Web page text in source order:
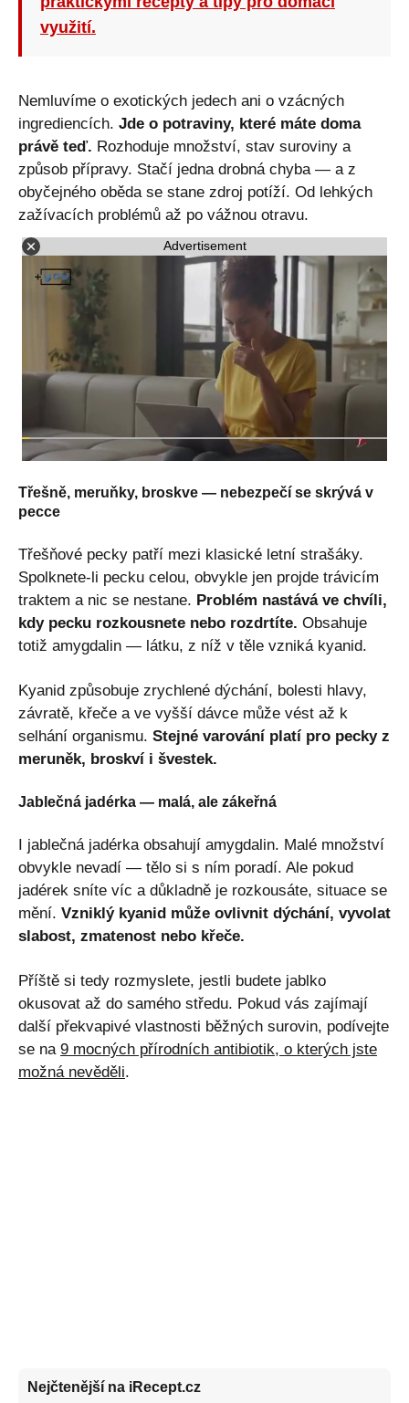
využití.
Nemluvíme o exotických jedech ani o vzácných
ingrediencích. Jde o potraviny, které máte doma
právě teď. Rozhoduje množství, stav suroviny a
způsob přípravy. Stačí jedna drobná chyba — a z
obyčejného oběda se stane zdroj potíží. Od lehkých
zažívacích problémů až po vážnou otravu.
Advertisement
Třešně, meruňky, broskve — nebezpečí se skrývá v
pecce
Třešňové pecky patří mezi klasické letní strašáky.
Spolknete-li pecku celou, obvykle jen projde trávicím
traktem a nic se nestane. Problém nastává ve chvíli,
kdy pecku rozkousnete nebo rozdrtíte. Obsahuje
totiž amygdalin — látku, z níž v těle vzniká kyanid.
Kyanid způsobuje zrychlené dýchání, bolesti hlavy,
závratě, křeče a ve vyšší dávce může vést až k
selhání organismu. Stejné varování platí pro pecky z
meruněk, broskví i švestek.
Jablečná jadérka — malá, ale zákeřná
I jablečná jadérka obsahují amygdalin. Malé množství
obvykle nevadí — tělo si s ním poradí. Ale pokud
jadérek sníte víc a důkladně je rozkousáte, situace se
mění. Vzniklý kyanid může ovlivnit dýchání, vyvolat
slabost, zmatenost nebo křeče.
Příště si tedy rozmyslete, jestli budete jablko
okusovat až do samého středu. Pokud vás zajímají
další překvapivé vlastnosti běžných surovin, podívejte
se na 9 mocných přírodních antibiotik, o kterých jste
možná nevěděli.
Nejčtenější na iRecept.cz